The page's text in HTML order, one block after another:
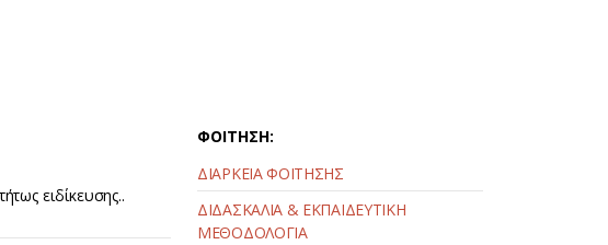
ειδίκευσης..
ΦΟΙΤΗΣΗ:
ΔΙΑΡΚΕΙΑ ΦΟΙΤΗΣΗΣ
ΔΙΔΑΣΚΑΛΙΑ & ΕΚΠΑΙΔΕΥΤΙΚΗ
ΜΕΘΟΔΟΛΟΓΙΑ